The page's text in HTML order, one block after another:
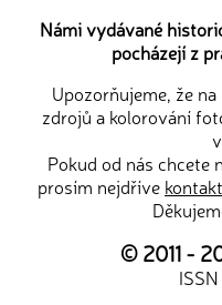
Námi vydávané
pocházejí z
Upozorňujeme, že
zdrojů a kolorování
Pokud od nás chcete
prosím nejdříve
© 2011 -